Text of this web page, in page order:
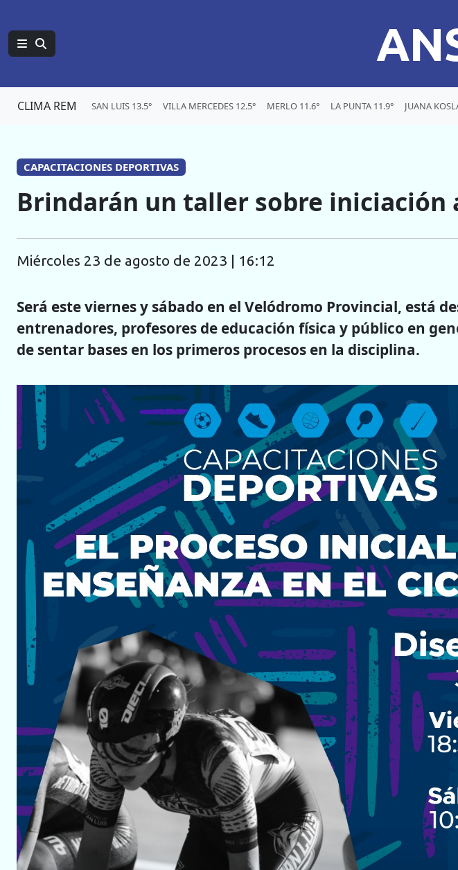
CLIMA REM SAN LUIS 13.5° VILLA MERCEDES 12.5° MERLO 11.6° LA PUNTA 11.9° JUANA
CAPACITACIONES DEPORTIVAS
Brindarán un taller sobre iniciación
miércoles 23 de agosto de 2023 | 16:12
Será este viernes y sábado en el Velódromo Provincial, está
entrenadores, profesores de educación física y público en
de sentar bases en los primeros procesos en la disciplina.